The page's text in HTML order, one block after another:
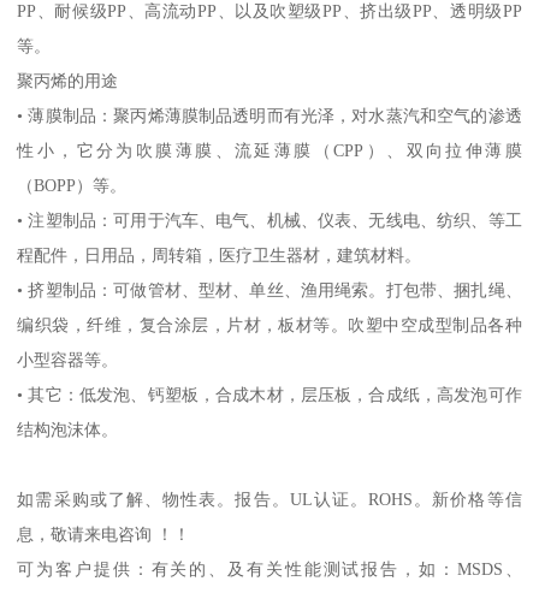
PP 、耐候级PP 、高流动PP 、以及吹塑级PP 、挤出级PP 、透明级PP
等。
聚丙烯的用途
•薄膜制品：聚丙烯薄膜制品透明而有光泽，对水蒸汽和空气的渗透
性小，它分为吹膜薄膜、流延薄膜（CPP ）、双向拉伸薄膜
（BOPP ）等。
•注塑制品：可用于汽车、电气、机械、仪表、无线电、纺织、等工
程配件，日用品，周转箱，医疗卫生器材，建筑材料。
•挤塑制品：可做管材、型材、单丝、渔用绳索。打包带、捆扎绳、
编织袋，纤维，复合涂层，片材，板材等。吹塑中空成型制品各种
小型容器等。
•其它：低发泡、钙塑板，合成木材，层压板，合成纸，高发泡可作
结构泡沫体。
如需采购或了解、物性表。报告。 UL认证。ROHS 。新价格等信
息，敬请来电咨询 ！！
可为客户提供：有关的、及有关性能测试报告，如： MSDS